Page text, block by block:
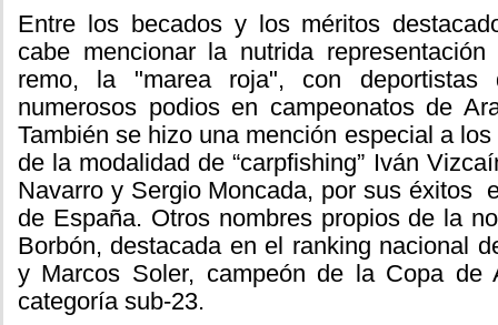
Entre los becados y los méritos
cabe mencionar la nutrida
remo, la "marea roja", con deportistas
numerosos podios en campeonatos de
También se hizo una mención especial a
de la modalidad de “carpfishing” Iván
Navarro y Sergio Moncada, por sus éxitos
de España. Otros nombres propios de la
Borbón, destacada en el ranking nacional
y Marcos Soler, campeón de la Copa de
categoría sub-23.